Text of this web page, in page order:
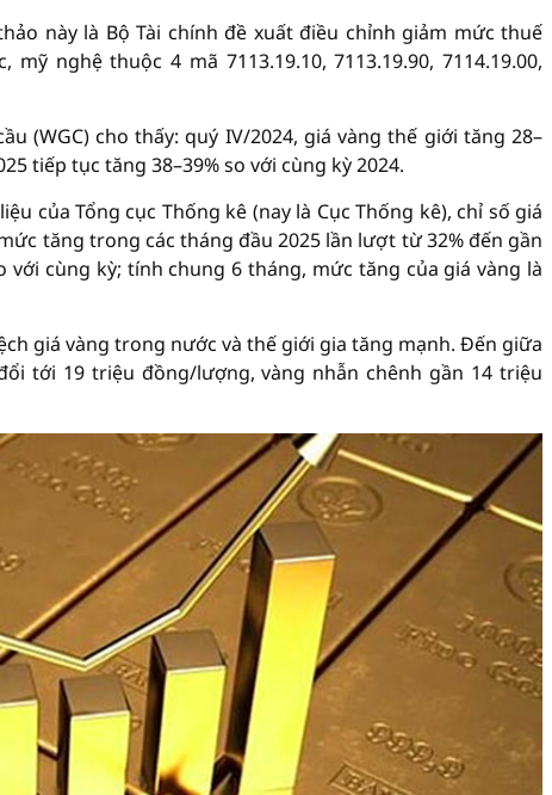
này là Bộ Tài chính đề xuất điều chỉnh giảm mức thuế
nghệ thuộc 4 mã 7113.19.10, 7113.19.90, 7114.19.00,
(WGC) cho thấy: quý IV/2024, giá vàng thế giới tăng 28–
tiếp tục tăng 38–39% so với cùng kỳ 2024.
của Tổng cục Thống kê (nay là Cục Thống kê), chỉ số giá
tăng trong các tháng đầu 2025 lần lượt từ 32% đến gần
với cùng kỳ; tính chung 6 tháng, mức tăng của giá vàng là
giá vàng trong nước và thế giới gia tăng mạnh. Đến giữa
tới 19 triệu đồng/lượng, vàng nhẫn chênh gần 14 triệu